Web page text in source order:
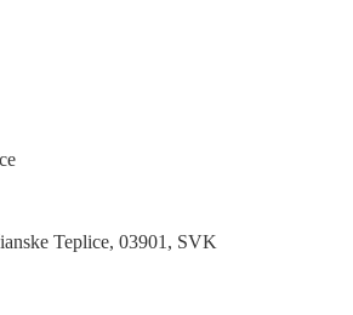
Teplice, 03901, SVK